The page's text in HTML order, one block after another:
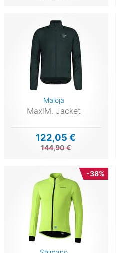
Maloja
MaxlM. Jacket
122,05 €
144,90 €
-38%